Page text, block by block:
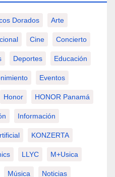
Dorados Arte
Cine Concierto
Deportes Educación
Eventos
Honor HONOR Panamá
Información
KONZERTA
LLYC M+usica
Música Noticias